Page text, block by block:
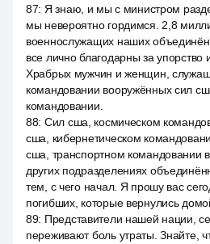
87: Я знаю, и мы с министром
мы невероятно гордимся. 2,8
военнослужащих наших
все лично благодарны за
Храбрых мужчин и женщин,
командовании вооружённых сил
командовании.
88: Сил сша, космическом
сша, кибернетическом
сша, транспортном командовании
других подразделениях
тем, с чего начал. Я прошу вас
погибших, которые вернулись
89: Представители нашей нации,
переживают боль утраты. Знайте,